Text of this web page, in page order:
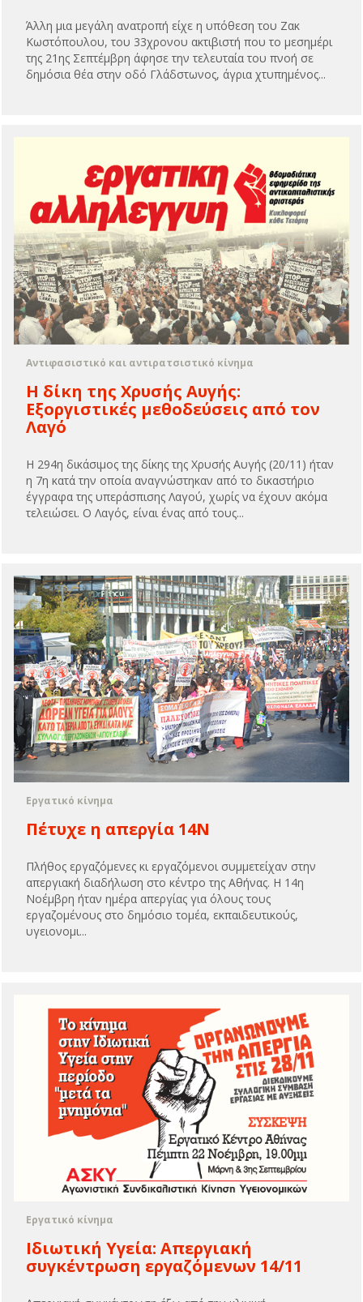
Άλλη μια μεγάλη ανατροπή είχε η υπόθεση του Ζακ
Κωστόπουλου, του 33χρονου ακτιβιστή που το μεσημέρι
της 21ης Σεπτέμβρη άφησε την τελευταία του πνοή σε
δημόσια θέα στην οδό Γλάδστωνος, άγρια χτυπημένος...
Αντιφασιστικό και αντιρατσιστικό κίνημα
Η δίκη της Χρυσής Αυγής:
Εξοργιστικές μεθοδεύσεις από τον
Λαγό
Η 294η δικάσιμος της δίκης της Χρυσής Αυγής (20/11) ήταν
η 7η κατά την οποία αναγνώστηκαν από το δικαστήριο
έγγραφα της υπεράσπισης Λαγού, χωρίς να έχουν ακόμα
τελειώσει. Ο Λαγός, είναι ένας από τους...
Εργατικό κίνημα
Πέτυχε η απεργία 14Ν
Πλήθος εργαζόμενες κι εργαζόμενοι συμμετείχαν στην
απεργιακή διαδήλωση στο κέντρο της Αθήνας. Η 14η
Νοέμβρη ήταν ημέρα απεργίας για όλους τους
εργαζομένους στο δημόσιο τομέα, εκπαιδευτικούς,
υγειονομι...
Εργατικό κίνημα
Ιδιωτική Υγεία: Απεργιακή
συγκέντρωση εργαζόμενων 14/11